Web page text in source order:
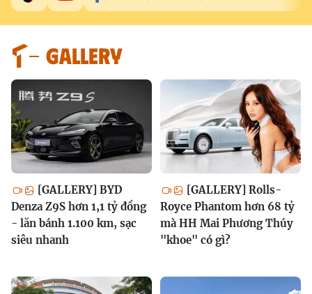
GALLERY
[GALLERY] BYD
Denza Z9S hơn 1,1 tỷ đồng
- lăn bánh 1.100 km, sạc
siêu nhanh
[GALLERY] Rolls-
Royce Phantom hơn 68 tỷ
mà HH Mai Phương Thúy
"khoe" có gì?